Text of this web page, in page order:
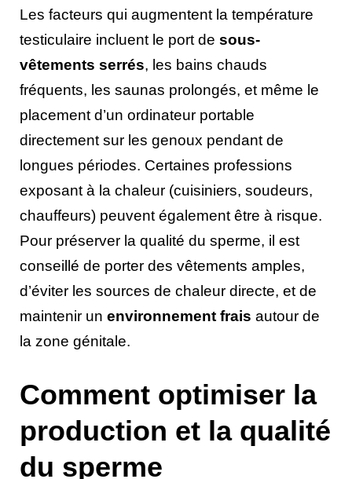
Les facteurs qui augmentent la température
testiculaire incluent le port de sous-
vêtements serrés, les bains chauds
fréquents, les saunas prolongés, et même le
placement d’un ordinateur portable
directement sur les genoux pendant de
longues périodes. Certaines professions
exposant à la chaleur (cuisiniers, soudeurs,
chauffeurs) peuvent également être à risque.
Pour préserver la qualité du sperme, il est
conseillé de porter des vêtements amples,
d’éviter les sources de chaleur directe, et de
maintenir un environnement frais autour de
la zone génitale.
Comment optimiser la
production et la qualité
du sperme